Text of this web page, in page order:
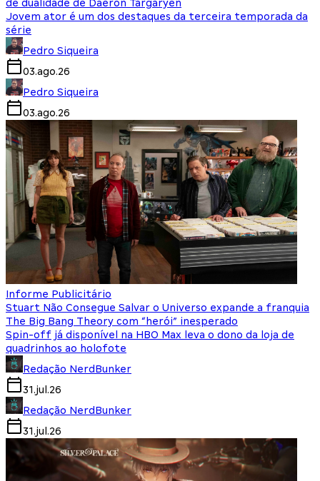
de dualidade de Daeron Targaryen
Jovem ator é um dos destaques da terceira temporada da
série
Pedro Siqueira
03.ago.26
Pedro Siqueira
03.ago.26
Informe Publicitário
Stuart Não Consegue Salvar o Universo expande a franquia
The Big Bang Theory com “herói” inesperado
Spin-off já disponível na HBO Max leva o dono da loja de
quadrinhos ao holofote
Redação NerdBunker
31.jul.26
Redação NerdBunker
31.jul.26